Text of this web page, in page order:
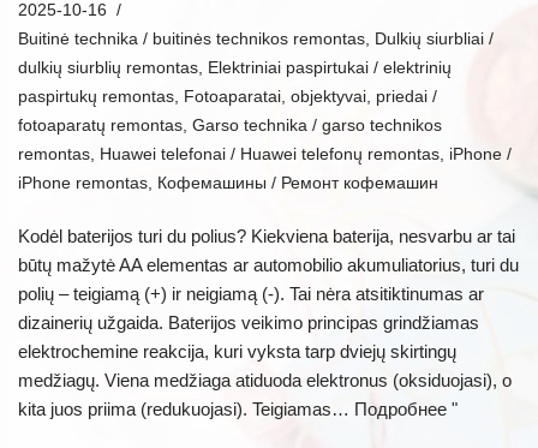
2025-10-16
Buitinė technika / buitinės technikos remontas, Dulkių siurbliai /
dulkių siurblių remontas, Elektriniai paspirtukai / elektrinių
paspirtukų remontas, Fotoaparatai, objektyvai, priedai /
fotoaparatų remontas, Garso technika / garso technikos
remontas, Huawei telefonai / Huawei telefonų remontas, iPhone /
iPhone remontas, Кофемашины / Ремонт кофемашин
Kodėl baterijos turi du polius? Kiekviena baterija, nesvarbu ar tai
būtų mažytė AA elementas ar automobilio akumuliatorius, turi du
polių – teigiamą (+) ir neigiamą (-). Tai nėra atsitiktinumas ar
dizainerių užgaida. Baterijos veikimo principas grindžiamas
elektrochemine reakcija, kuri vyksta tarp dviejų skirtingų
medžiagų. Viena medžiaga atiduoda elektronus (oksiduojasi), o
kita juos priima (redukuojasi). Teigiamas… Подробнее "